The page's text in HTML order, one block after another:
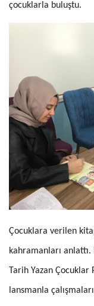
çocuklarla buluştu.
Çocuklara verilen
kahramanları anlattı.
Tarih Yazan
lansmanla